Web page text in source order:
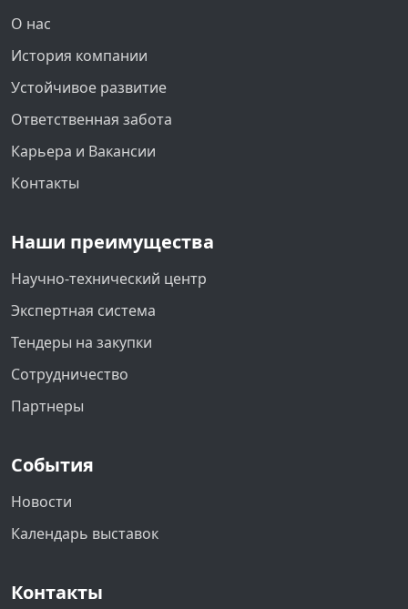
О нас
История компании
Устойчивое развитие
Ответственная забота
Карьера и Вакансии
Контакты
Наши преимущества
Научно-технический центр
Экспертная система
Тендеры на закупки
Сотрудничество
Партнеры
События
Новости
Календарь выставок
Контакты